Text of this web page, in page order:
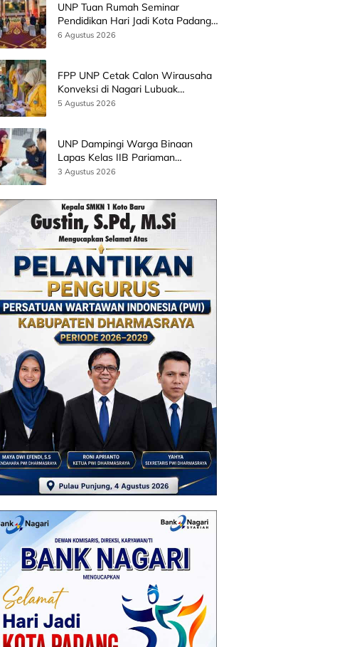
UNP Tuan Rumah Seminar
Pendidikan Hari Jadi Kota Padang
Bersama Wamen Diktisainstek dan
6 Agustus 2026
FPP UNP Cetak Calon Wirausaha
Konveksi di Nagari Lubuak
Batingkok Limapuluh Kota
5 Agustus 2026
UNP Dampingi Warga Binaan
Lapas Kelas IIB Pariaman
Kembangkan Produk Kreatif
3 Agustus 2026